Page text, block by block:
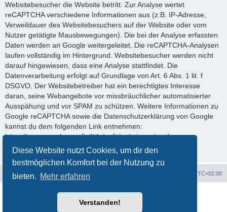
Diese Website nutzt Cookies, um dir den
bestmöglichen Komfort bei der Nutzung zu
bieten. Mehr erfahren
Verstanden!
Websitebesucher die Website betritt. Zur Analyse wertet
reCAPTCHA verschiedene Informationen aus (z.B. IP-Adresse,
Verweildauer des Websitebesuchers auf der Website oder vom
Nutzer getätigte Mausbewegungen). Die bei der Analyse erfassten
Daten werden an Google weitergeleitet. Die reCAPTCHA-Analysen
laufen vollständig im Hintergrund. Websitebesucher werden nicht
darauf hingewiesen, dass eine Analyse stattfindet. Die
Datenverarbeitung erfolgt auf Grundlage von Art. 6 Abs. 1 lit. f
DSGVO. Der Websitebetreiber hat ein berechtigtes Interesse
daran, seine Webangebote vor missbräuchlicher automatisierter
Ausspähung und vor SPAM zu schützen. Weitere Informationen zu
Google reCAPTCHA sowie die Datenschutzerklärung von Google
kannst du dem folgenden Link entnehmen:
https://www.google.com/intl/de/policies/privacy/ und
https://www.google.com/recaptcha/about/.
Webseite Foren-Übersicht UTC+02:00
Powered byphpBB® Forum Software © phpBB Limited
Deutsche Übersetzung durch
Nutzungsbedingungen